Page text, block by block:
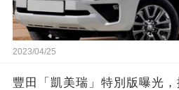
2023/04/25
豐田「凱美瑞」特別版曝光